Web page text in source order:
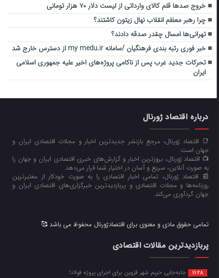
خروج صدها قلم کالای وارداتی از لیست دلار ۷۰ هزار تومانی
چرا رهبر معظم انقلاب نهال زیتون کاشتند؟
تهرانی‌ها امسال چقدر صدقه دادند؟
خبر فوری رتبه بندی فرهنگیان /سامانه my medu.ir از دسترس خارج شد
تحرکات جدید غرب پس از ناکامی پروژه‌های اخیر علیه جمهوری اسلامی
ایران
درباره اقتصاد ژورنال
📑 اقتصاد ژورنال، مرجع بازنشر جدیدترین اخبار و مجلات اقتصادی ایران و
جهان است.
📺 اقتصاد ژورنال، بروزترین اخبار و گزارش‌های خبری اقتصادی ایران و جهان را
به صورت آنلاین، سریع و آسان در اختیار شما قرار می‌‌دهد.
📰 اقتصاد ژورنال، تمامی اخبار اقتصادی را به صورت خودکار از معتبرترین
روزنامه‌ها و مجلات اقتصادی و پربازدیدترین خبرگزاری‌های اقتصادی ایران و
جهان گردآوری می‌کند.
تمامی حقوق مادی و معنوی برای اقتصادژورنال محفوظ می باشد 🥰
پربازدیدترین مقالات اقتصادی
11:28 جابه‌جایی حریم شهر قزوین برای اجرای پروژه فولاد!